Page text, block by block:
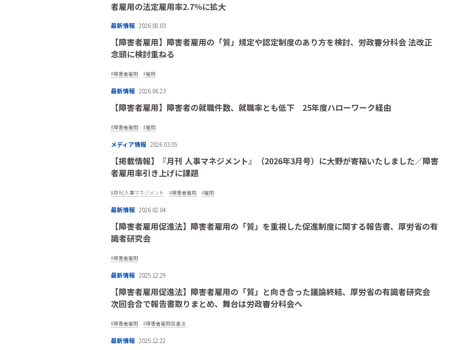
者雇用の法定雇用率2.7％に拡大
最新情報 2026.08.03
【障害者雇用】障害者雇用の「質」規定や認定制度のあり方を検討、労政審分科会 法改正
念頭に検討重ねる
障害者雇用 雇用
最新情報 2026.06.23
【障害者雇用】障害者の就職件数、就職率とも低下 25年度ハローワーク経由
障害者雇用 雇用
メディア情報 2026.03.05
【掲載情報】『月刊 人事マネジメント』（2026年3月号）に大野が寄稿いたしました／障害
者雇用率引き上げに課題
月刊 人事マネジメント 障害者雇用 雇用
最新情報 2026.02.04
【障害者雇用促進法】障害者雇用の「質」を重視した促進制度に関する報告書、厚労省の有
識者研究会
障害者雇用
最新情報 2025.12.29
【障害者雇用促進法】障害者雇用の「質」と向き合った議論終結、厚労省の有識者研究会
次回会合で報告書取りまとめ、舞台は労政審分科会へ
障害者雇用 障害者雇用促進法
最新情報 2025.12.22